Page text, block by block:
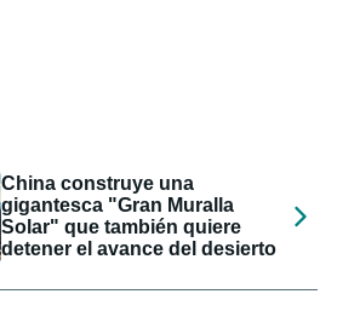
China construye una
gigantesca "Gran Muralla
Solar" que también quiere
detener el avance del desierto